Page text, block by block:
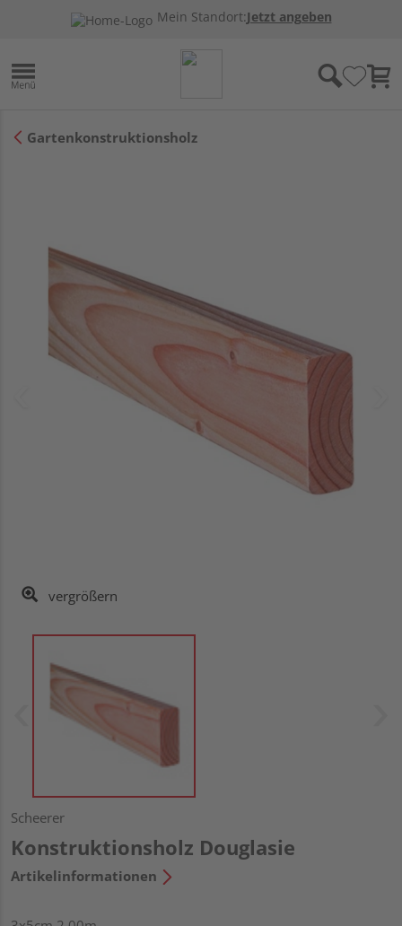
Mein Standort:Jetzt angeben
Gartenkonstruktionsholz
vergrößern
Scheerer
Konstruktionsholz Douglasie
Artikelinformationen